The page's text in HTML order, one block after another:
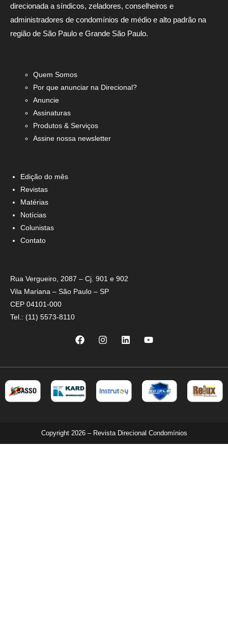
direcionada a síndicos, zeladores, conselheiros e
administradores de condomínios de médio e alto padrão na
região de São Paulo e Grande São Paulo.
Quem Somos
Por que anunciar na Direcional?
Anuncie
Assinaturas
Produtos & Serviços
Assine nossa newsletter
Edição do mês
Revistas
Matérias
Notícias
Colunistas
Contato
Rua Vergueiro, 2087 – Cj. 901 e 902
Vila Mariana – São Paulo – SP
CEP 04101-000
Tel.: (11) 5573-8110
Copyright 2026 – Revista Direcional Condomínios